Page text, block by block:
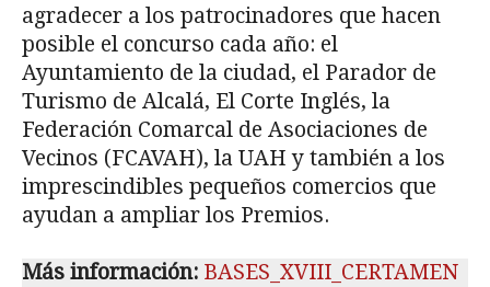
agradecer a los patrocinadores que hacen
posible el concurso cada año: el
Ayuntamiento de la ciudad, el Parador de
Turismo de Alcalá, El Corte Inglés, la
Federación Comarcal de Asociaciones de
Vecinos (FCAVAH), la UAH y también a los
imprescindibles pequeños comercios que
ayudan a ampliar los Premios.
Más información: BASES_XVIII_CERTAMEN